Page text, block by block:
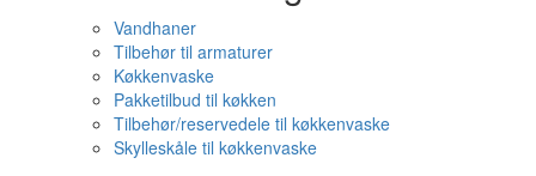
Vandhaner
Tilbehør til armaturer
Køkkenvaske
Pakketilbud til køkken
Tilbehør/reservedele til køkkenvaske
Skylleskåle til køkkenvaske